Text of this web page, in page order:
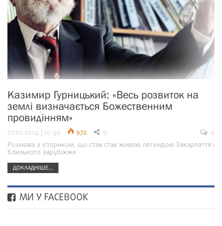
Казимир Гурницький: «Весь розвиток на
землі визначається Божественним
провидінням»
07.02.2014 | 10:50 972 0
0
Розмова з істориком, що став став живою легендою Закарпаття і
близького зарубіжжя
ДОКЛАДНІШЕ...
МИ У FACEBOOK